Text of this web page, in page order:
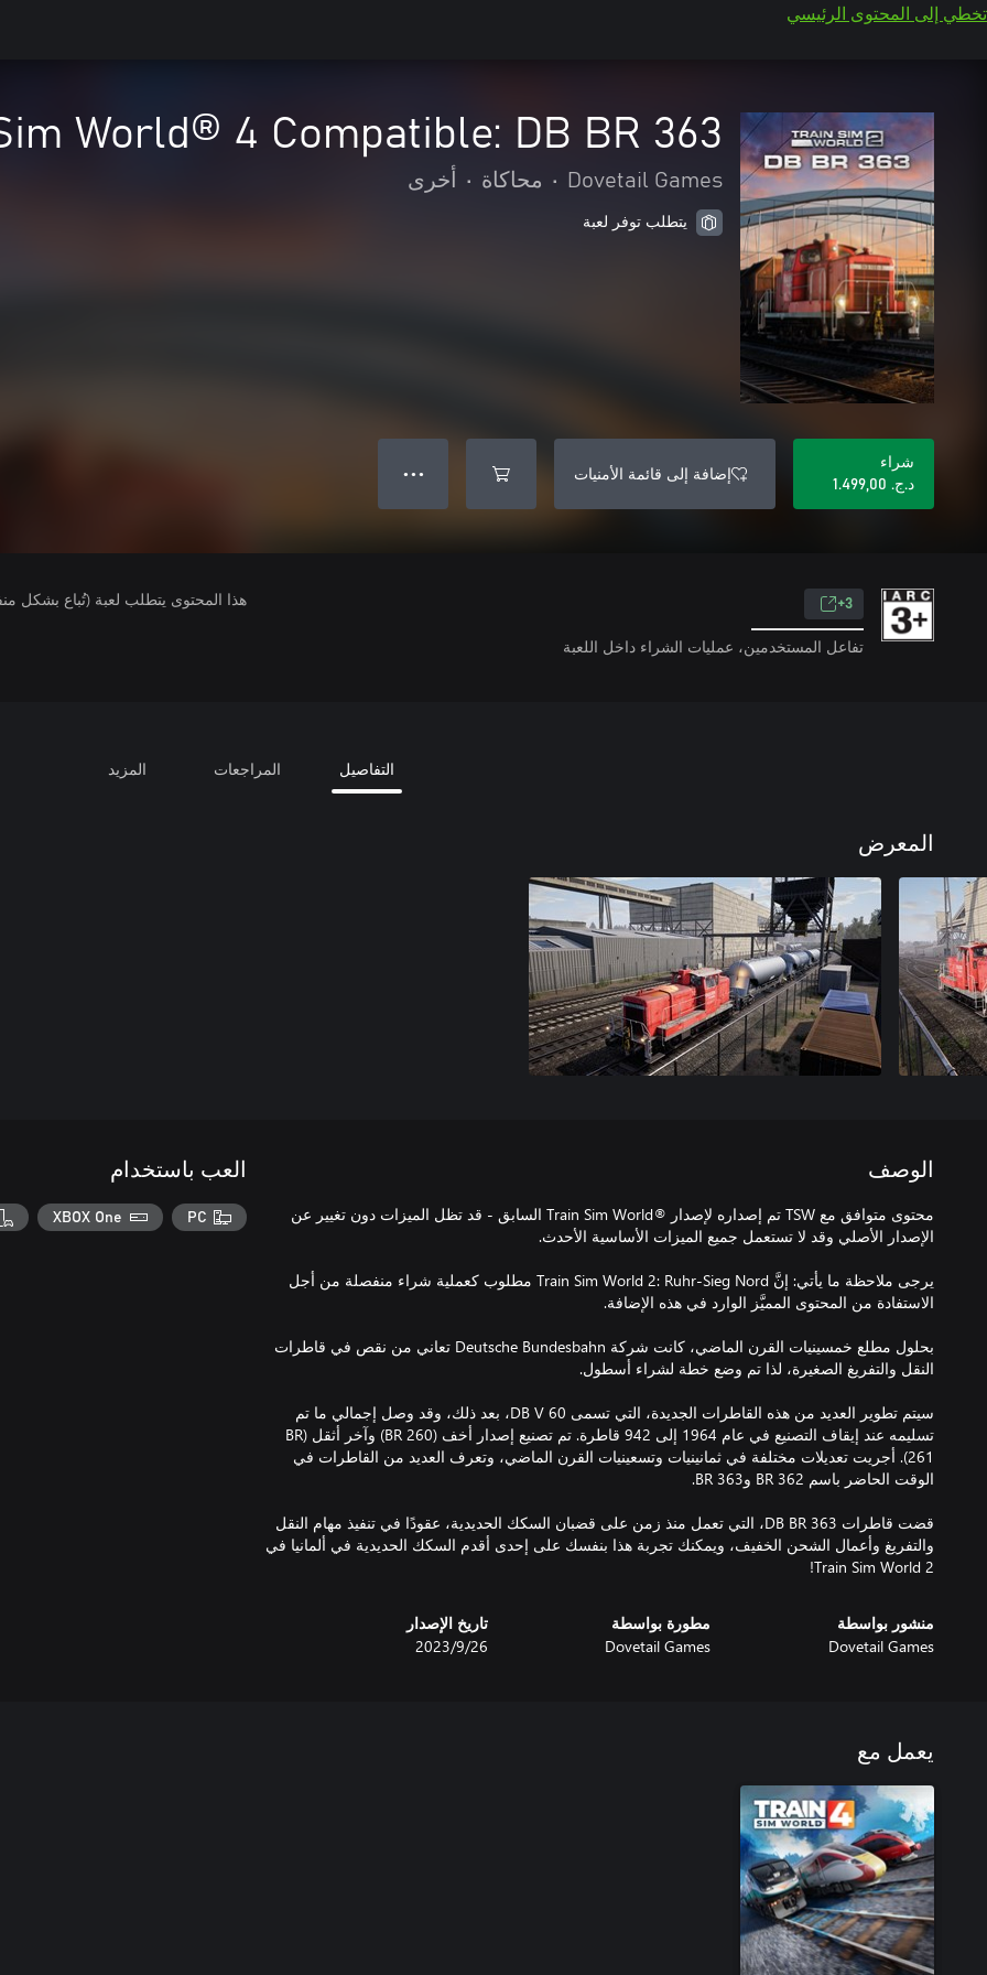
تخطي إلى المحتوى الرئيسي
World® 4 Compatible: DB BR 363
Dovetail Games
• محاكاة • أخرى
يتطلب توفر لعبة
شراء
د.ج.‏ 1.499,00
إضافة إلى قائمة الأمنيات ● ● ●
3+
تفاعل المستخدمين، عمليات الشراء داخل اللعبة
هذا المحتوى يتطلب لعبة (تُباع بشكل
التفاصيل المراجعات المزيد
المعرض
الوصف
محتوى متوافق مع TSW تم إصداره لإصدار ®Train Sim World السابق - قد تظل الميزات دون تغيير عن
يرجى ملاحظة ما يأتي: إنَّ Train Sim World 2: Ruhr-Sieg Nord مطلوب كعملية شراء منفصلة من أجل
بحلول مطلع خمسينيات القرن الماضي، كانت شركة Deutsche Bundesbahn تعاني من نقص في قاطرات
سيتم تطوير العديد من هذه القاطرات الجديدة، التي تسمى DB V 60، بعد ذلك، وقد وصل إجمالي ما تم
تسليمه عند إيقاف التصنيع في عام 1964 إلى 942 قاطرة. تم تصنيع إصدار أخف (BR 260) وآخر أثقل (BR
261). أجريت تعديلات مختلفة في ثمانينيات وتسعينيات القرن الماضي، وتعرف العديد من القاطرات في
قضت قاطرات DB BR 363، التي تعمل منذ زمن على قضبان السكك الحديدية، عقودًا في تنفيذ مهام النقل
والتفريغ وأعمال الشحن الخفيف، ويمكنك تجربة هذا بنفسك على إحدى أقدم السكك الحديدية في ألمانيا في
Train Sim World 2!
منشور بواسطة
Dovetail Games
مطورة بواسطة
Dovetail Games
تاريخ الإصدار
26‏/9‏/2023
العب باستخدام
PC
XBOX One
يعمل مع